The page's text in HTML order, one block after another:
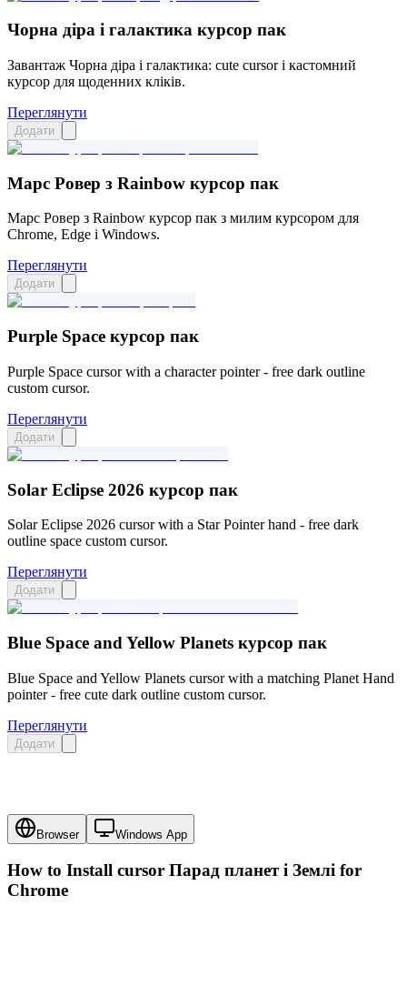
Чорна діра і галактика курсор пак
Завантаж Чорна діра і галактика: cute cursor і кастомний
курсор для щоденних кліків.
Переглянути
Додати
Марс Ровер з Rainbow курсор пак
Марс Ровер з Rainbow курсор пак з милим курсором для
Chrome, Edge і Windows.
Переглянути
Додати
Purple Space курсор пак
Purple Space cursor with a character pointer - free dark outline
custom cursor.
Переглянути
Додати
Solar Eclipse 2026 курсор пак
Solar Eclipse 2026 cursor with a Star Pointer hand - free dark
outline space custom cursor.
Переглянути
Додати
Blue Space and Yellow Planets курсор пак
Blue Space and Yellow Planets cursor with a matching Planet Hand
pointer - free cute dark outline custom cursor.
Переглянути
Додати
Browser Windows App
How to Install cursor Парад планет і Землі for
Chrome